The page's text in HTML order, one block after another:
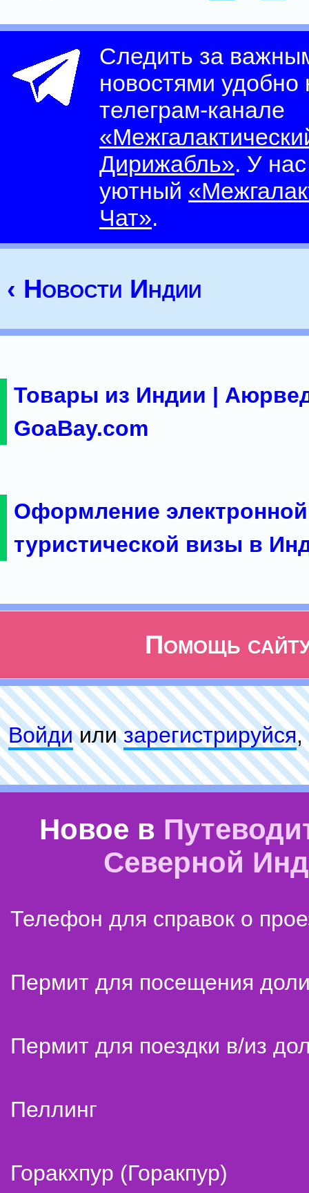
Следить за
новостями
телеграм-канале
Дирижабль». У
уютный
Чат».
‹ Новости Индии
Товары из Индии |
GoaBay.com
Оформление электронной
туристической визы в
Помощь
Войдиилизарeгиcтpируйся,
Новое в
Северной
Телефон для справок о
Пермит для посещения
Пермит для поездки в/из
Пеллинг
Горакхпур (Горакпур)